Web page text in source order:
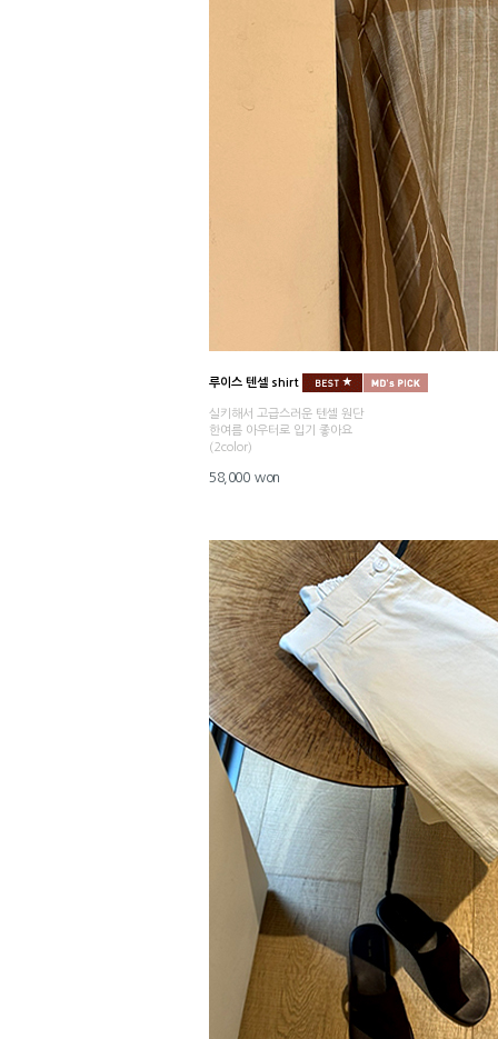
루이스 텐셀 shirt
실키해서 고급스러운 텐셀 원단
한여름 아우터로 입기 좋아요
(2color)
58,000 won